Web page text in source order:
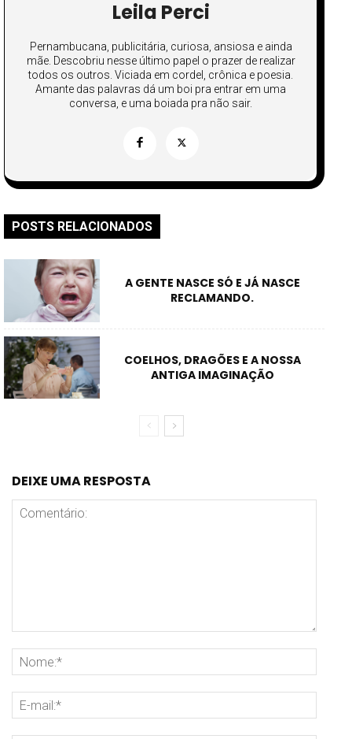
Leila Perci
Pernambucana, publicitária, curiosa, ansiosa e ainda
mãe. Descobriu nesse último papel o prazer de realizar
todos os outros. Viciada em cordel, crônica e poesia.
Amante das palavras dá um boi pra entrar em uma
conversa, e uma boiada pra não sair.
POSTS RELACIONADOS
A GENTE NASCE SÓ E JÁ NASCE
RECLAMANDO.
COELHOS, DRAGÕES E A NOSSA
ANTIGA IMAGINAÇÃO
DEIXE UMA RESPOSTA